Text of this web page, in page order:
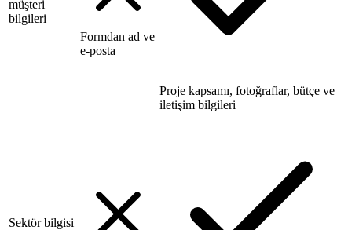
müşteri
bilgileri
Formdan ad ve
e-posta
Proje kapsamı, fotoğraflar, bütçe ve
iletişim bilgileri
Sektör bilgisi